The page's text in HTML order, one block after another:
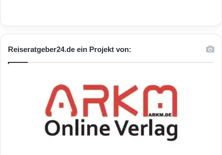
Reiseratgeber24.de ein Projekt von: